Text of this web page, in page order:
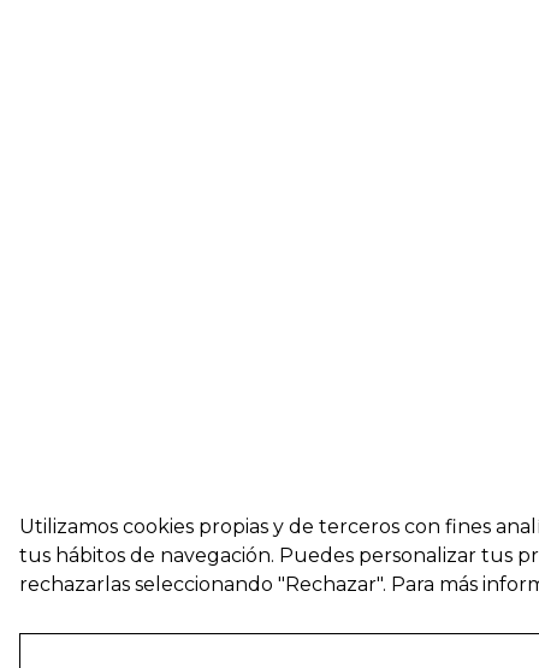
Utilizamos cookies propias y de terceros con fines
tus hábitos de navegación. Puedes personalizar tus
rechazarlas seleccionando "Rechazar". Para más